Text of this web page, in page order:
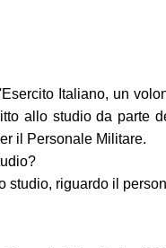
Italiano, un
allo studio da parte
il Personale Militare.
studio, riguardo il